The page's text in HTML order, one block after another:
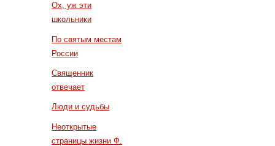
Ох, уж эти
школьники
По святым местам
России
Священник
отвечает
Люди и судьбы
Неоткрытые
страницы жизни Ф.